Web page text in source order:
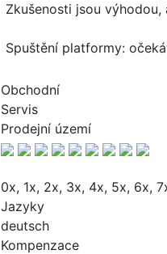
Zkušenosti jsou výhodou,
Spuštění platformy:
Obchodní
Servis
Prodejní území
0x, 1x, 2x, 3x, 4x, 5x, 6x,
Jazyky
deutsch
Kompenzace